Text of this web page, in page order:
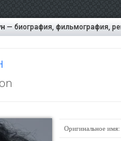
— биография, фильмография,
Оригинальное имя: